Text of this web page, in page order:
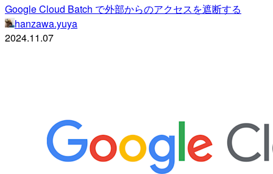
Google Cloud Batch で外部からのアクセスを遮断する
hanzawa.yuya
2024.11.07